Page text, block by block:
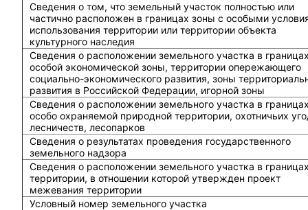
Сведения о том, что земельный участок полностью или
частично расположен в границах зоны с особыми
использования территории или территории объекта
культурного наследия
Сведения о расположении земельного участка в
особой экономической зоны, территории опережающего
социально-экономического развития, зоны
развития в Российской Федерации, игорной зоны
Сведения о расположении земельного участка в
особо охраняемой природной территории, охотничьих
лесничеств, лесопарков
Сведения о результатах проведения государственного
земельного надзора
Сведения о расположении земельного участка в
территории, в отношении которой утвержден проект
межевания территории
Условный номер земельного участка